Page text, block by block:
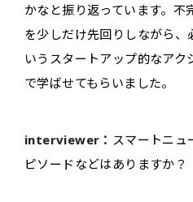
かなと振り返っています。
を少しだけ先回りしながら、
いうスタートアップ的なアク
で学ばせてもらいました。
interviewer： スマートニュ
ピソードなどはありますか？